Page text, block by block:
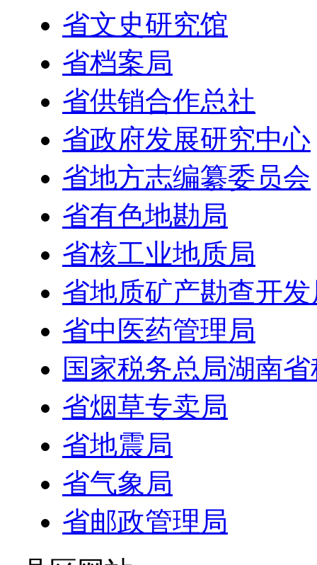
省文史研究馆
省档案局
省供销合作总社
省政府发展研究中心
省地方志编纂委员会
省有色地勘局
省核工业地质局
省地质矿产勘查开发
省中医药管理局
国家税务总局湖南
省烟草专卖局
省地震局
省气象局
省邮政管理局